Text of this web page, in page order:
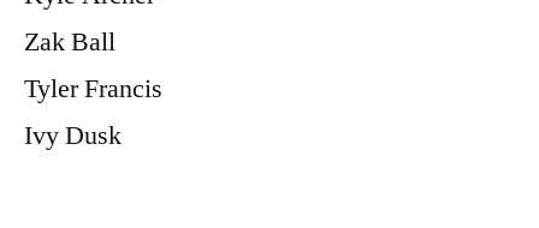
Zak Ball
Tyler Francis
Ivy Dusk